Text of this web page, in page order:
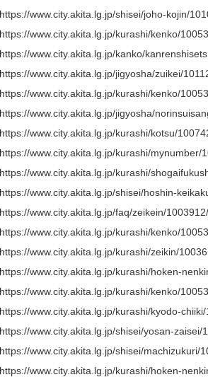
https://www.city.akita.lg.jp/shisei/joho-kojin/
https://www.city.akita.lg.jp/kurashi/kenko/
https://www.city.akita.lg.jp/kanko/
https://www.city.akita.lg.jp/jigyosha/zuikei/
https://www.city.akita.lg.jp/kurashi/kenko/
https://www.city.akita.lg.jp/jigyosha/
https://www.city.akita.lg.jp/kurashi/kotsu/
https://www.city.akita.lg.jp/kurashi/mynumber/
https://www.city.akita.lg.jp/kurashi/
https://www.city.akita.lg.jp/shisei/hoshin-
https://www.city.akita.lg.jp/faq/zeikein/
https://www.city.akita.lg.jp/kurashi/kenko/
https://www.city.akita.lg.jp/kurashi/zeikin/
https://www.city.akita.lg.jp/kurashi/hoken-
https://www.city.akita.lg.jp/kurashi/kenko/
https://www.city.akita.lg.jp/kurashi/kyodo-
https://www.city.akita.lg.jp/shisei/yosan-zaisei/
https://www.city.akita.lg.jp/shisei/machizukuri/
https://www.city.akita.lg.jp/kurashi/hoken-